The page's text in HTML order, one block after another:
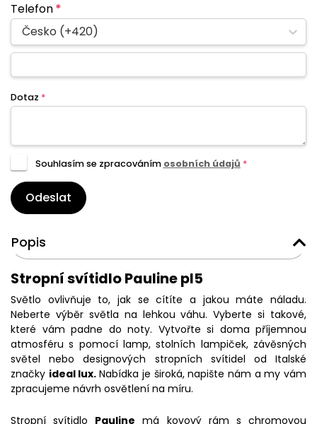
Telefon*
Česko (+420)
Dotaz *
Souhlasím se zpracováním osobních údajů *
Odeslat
Popis
Stropní svítidlo Pauline pl5
Světlo ovlivňuje to, jak se cítíte a jakou máte náladu.
Neberte výběr světla na lehkou váhu. Vyberte si takové,
které vám padne do noty. Vytvořte si doma příjemnou
atmosféru s pomocí lamp, stolních lampiček, závěsných
světel nebo designových stropních svítidel od Italské
značky ideal lux.Nabídka je široká, napište nám a my vám
zpracujeme návrh osvětlení na míru.
Stropní svítidlo Pauline má kovový rám s chromovou